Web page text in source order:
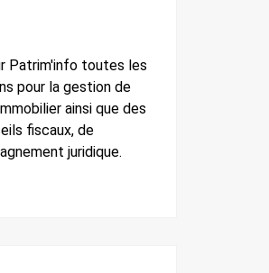
Patrim'info toutes les
pour la gestion de
ainsi que des
fiscaux, de
juridique.